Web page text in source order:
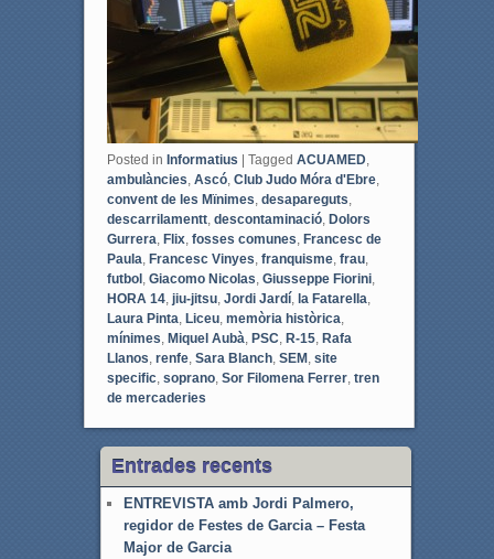
Posted in Informatius | Tagged ACUAMED,
ambulàncies Ascó, Club Judo Móra d'Ebre,
convent de les Mïnimes desapareguts
descarrilamentt, descontaminació, Dolors
Gurrera Flix, fosses comunes Francesc de
Paula Francesc Vinyes franquisme, frau,
futbol, Giacomo Nicolas Giusseppe Fiorini,
HORA 14, jiu-jitsu, Jordi Jardí, la Fatarella
Laura Pinta Liceu, memòria històrica
mínimes Miquel Aubà PSC R-15, Rafa
Llanos renfe, Sara Blanch, SEM, site
specific, soprano, Sor Filomena Ferrer, tren
de mercaderies
Entrades recents
ENTREVISTA amb Jordi Palmero,
regidor de Festes de Garcia – Festa
Major de Garcia